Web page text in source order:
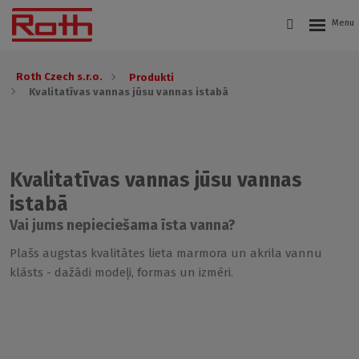
Roth Czech s.r.o.
Produkti
Kvalitatīvas vannas jūsu vannas istabā
Kvalitatīvas vannas jūsu vannas
istabā
Vai jums nepieciešama īsta vanna?
Plašs augstas kvalitātes lieta marmora un akrila vannu
klāsts - dažādi modeļi, formas un izmēri.